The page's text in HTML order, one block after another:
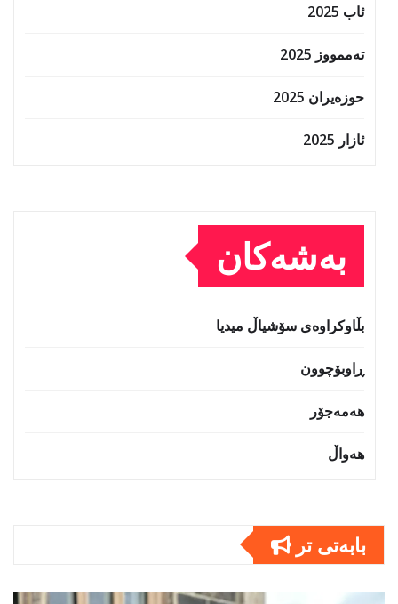
ئاب 2025
تەممووز 2025
حوزه‌یران 2025
ئازار 2025
بەشەکان
بڵاوکراوەی سۆشیاڵ میدیا
ڕاوبۆچوون
هەمەجۆر
هەواڵ
بابەتى تر